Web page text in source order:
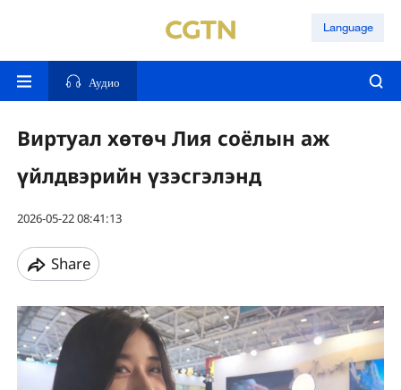
Language
Аудио
Виртуал хөтөч Лия соёлын аж
үйлдвэрийн үзэсгэлэнд
2026-05-22 08:41:13
Share